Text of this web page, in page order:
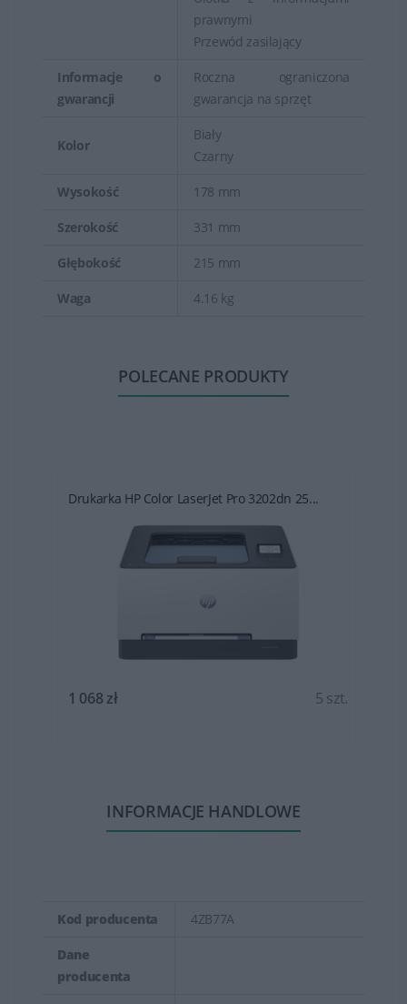
prawnymi
Przewód zasilający
Informacje o
gwarancji
Roczna ograniczona
gwarancja na sprzęt
Kolor
Biały
Czarny
Wysokość 178 mm
Szerokość 331 mm
Głębokość 215 mm
Waga 4.16 kg
POLECANE PRODUKTY
Drukarka HP Color LaserJet Pro 3202dn 25...
1 068 zł 5 szt.
INFORMACJE HANDLOWE
Kod producenta 4ZB77A
Dane
producenta